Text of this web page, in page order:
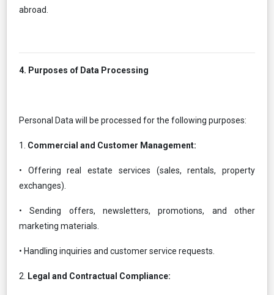
abroad.
4. Purposes of Data Processing
Personal Data will be processed for the following purposes:
1. Commercial and Customer Management:
• Offering real estate services (sales, rentals, property
exchanges).
• Sending offers, newsletters, promotions, and other
marketing materials.
• Handling inquiries and customer service requests.
2. Legal and Contractual Compliance: